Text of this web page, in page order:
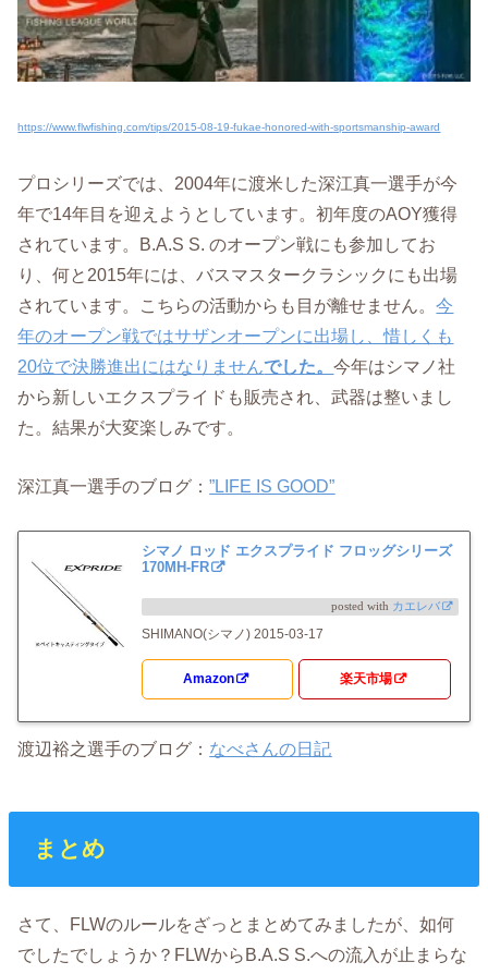
https://www.flwfishing.com/tips/2015-08-19-fukae-honored-with-sportsmanship-award
プロシリーズでは、2004年に渡米した深江真一選手が今
年で14年目を迎えようとしています。初年度のAOY獲得
されています。B.A.S S. のオープン戦にも参加してお
り、何と2015年には、バスマスタークラシックにも出場
されています。こちらの活動からも目が離せません。今
年のオープン戦ではサザンオープンに出場し、惜しくも
20位で決勝進出にはなりませんでした。今年はシマノ社
から新しいエクスプライドも販売され、武器は整いまし
た。結果が大変楽しみです。
深江真一選手のブログ：”LIFE IS GOOD”
シマノ ロッド エクスプライド フロッグシリーズ
170MH-FR
posted with カエレバ
SHIMANO(シマノ) 2015-03-17
Amazon 楽天市場
渡辺裕之選手のブログ： なべさんの日記
まとめ
さて、FLWのルールをざっとまとめてみましたが、如何
でしたでしょうか？FLWからB.A.S S.への流入が止まらな